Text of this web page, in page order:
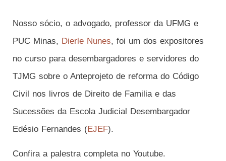
Nosso sócio, o advogado, professor da UFMG e
PUC Minas, Dierle Nunes, foi um dos expositores
no curso para desembargadores e servidores do
TJMG sobre o Anteprojeto de reforma do Código
Civil nos livros de Direito de Familia e das
Sucessões da Escola Judicial Desembargador
Edésio Fernandes (EJEF).
Confira a palestra completa no Youtube.